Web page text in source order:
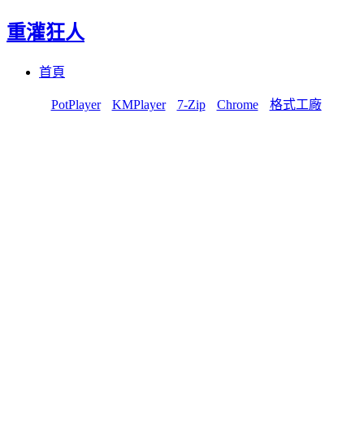
重灌狂人
首頁
PotPlayer KMPlayer 7-Zip Chrome 格式工廠